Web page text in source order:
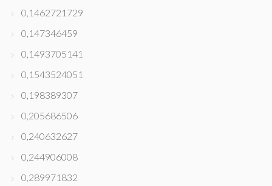
0,1462721729
0,147346459
0,1493705141
0,1543524051
0,198389307
0,205686506
0,240632627
0,244906008
0,289971832